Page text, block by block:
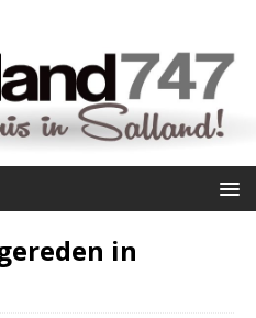
in